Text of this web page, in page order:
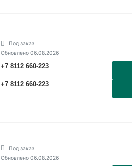
Под заказ
Обновлено 06.08.2026
+7 8112 660-223
+7 8112 660-223
Под заказ
Обновлено 06.08.2026